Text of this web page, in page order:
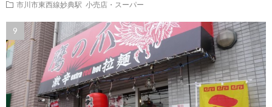
市川市東西線妙典駅 小売店・スーパー